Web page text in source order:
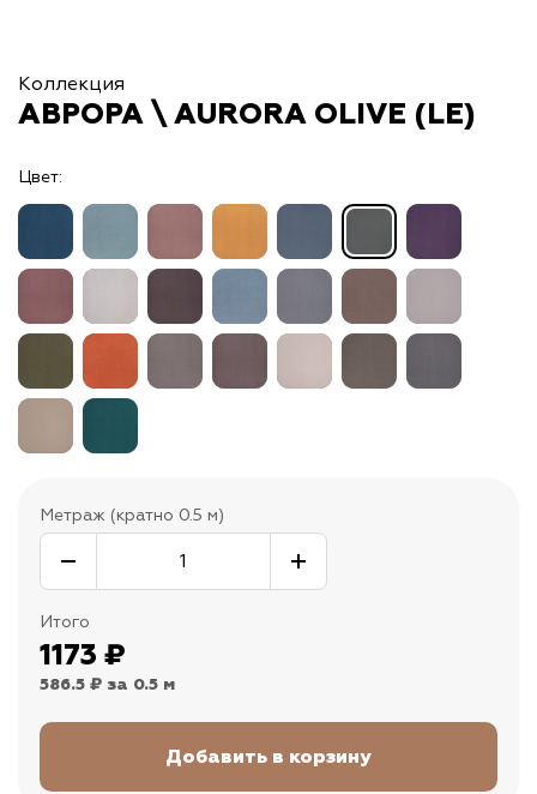
Коллекция
АВРОРА \ AURORA OLIVE (LE)
Цвет:
Метраж (кратно 0.5 м)
Итого
1173 ₽
586.5 ₽ за 0.5 м